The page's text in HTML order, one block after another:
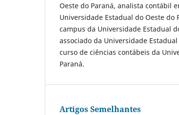
Oeste do Paraná, analista contábil
Universidade Estadual do Oeste do
campus da Universidade Estadual
associado da Universidade
curso de ciências contábeis da
Paraná.
Artigos Semelhantes